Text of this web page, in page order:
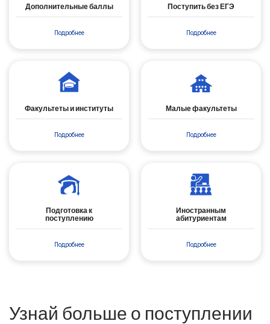
Дополнительные баллы
Подробнее
Поступить без ЕГЭ
Подробнее
Факультеты и институты
Подробнее
Малые факультеты
Подробнее
Подготовка к
поступлению
Подробнее
Иностранным
абитуриентам
Подробнее
Узнай больше о поступлении